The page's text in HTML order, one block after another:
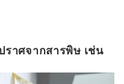
ราศจากสารพิษ เช่น